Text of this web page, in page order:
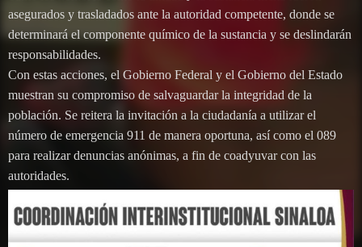
asegurados y trasladados ante la autoridad competente, donde se
determinará el componente químico de la sustancia y se deslindarán
responsabilidades.
Con estas acciones, el Gobierno Federal y el Gobierno del Estado
muestran su compromiso de salvaguardar la integridad de la
población. Se reitera la invitación a la ciudadanía a utilizar el
número de emergencia 911 de manera oportuna, así como el 089
para realizar denuncias anónimas, a fin de coadyuvar con las
autoridades.